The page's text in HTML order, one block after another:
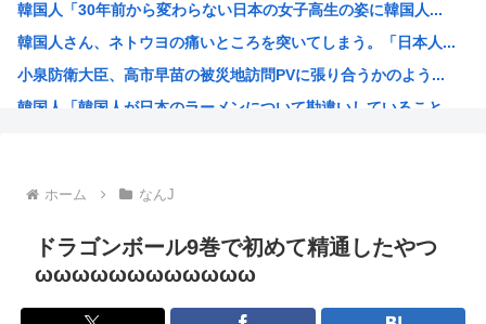
【悲報】京大生さん、ノリが寒すぎる
タトゥー彫り師さん「刺青入れてる奴は全員バカです」→30...
【悲報】米農家「もう無理です…」。過去最大の在庫を抱える...
韓国人「30年前から変わらない日本の女子高生の姿に韓国人...
韓国人さん、ネトウヨの痛いところを突いてしまう。「日本人...
小泉防衛大臣、高市早苗の被災地訪問PVに張り合うかのよう...
韓国人「韓国人が日本のラーメンについて勘違いしていること...
【衝撃】 韓国人「箱根駅伝、走りながら乾杯してた」
ケンモメンの生きがいはなに？安倍晋三以外で
夏場のロリコンおま●こが蒸れ蒸れしててエッチなぷりきゅあ...
ホーム なんJ
ドラゴンボール9巻で初めて精通したやつ
ωωωωωωωωωωωω